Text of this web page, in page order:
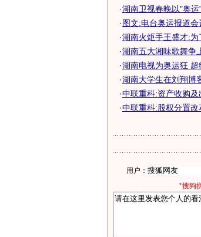
·湖南卫视春晚以"奥
·图文:电台奥运报道
·湖南火炬手王盛才:
·湖南五大湘味歌舞争
·湖南电视为奥运狂
·湖南大学生在刘翔博
·中联重科:资产收购及
·中联重科:股权分置改
用户：
*搜狗